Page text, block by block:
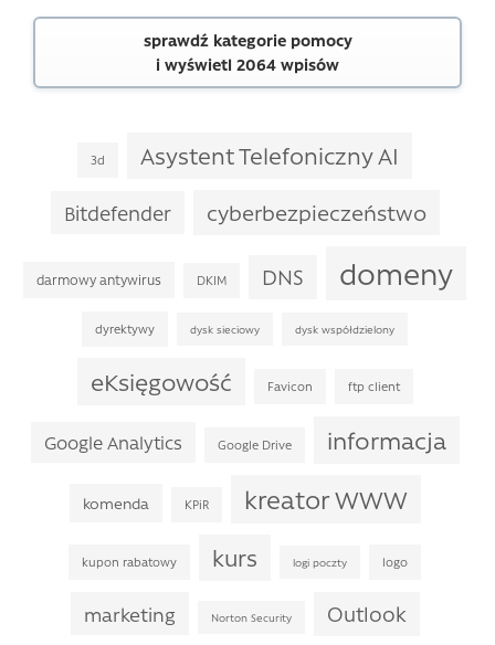
sprawdź kategorie pomocy
i wyświetl 2064 wpisów
3d Asystent Telefoniczny AI
Bitdefender cyberbezpieczeństwo
darmowy antywirus DKIM DNS domeny
dyrektywy dysk sieciowy dysk współdzielony
eKsięgowość Favicon ftp client
Google Analytics Google Drive informacja
komenda KPiR kreator WWW
kupon rabatowy kurs logi poczty logo
marketing Norton Security Outlook